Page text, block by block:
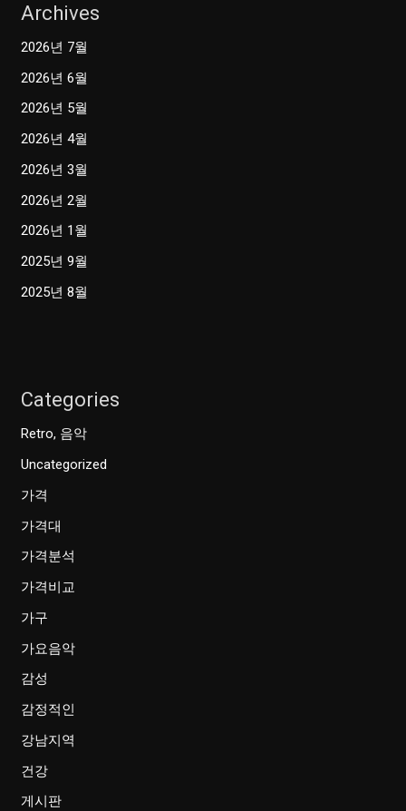
Archives
2026년 7월
2026년 6월
2026년 5월
2026년 4월
2026년 3월
2026년 2월
2026년 1월
2025년 9월
2025년 8월
Categories
Retro, 음악
Uncategorized
가격
가격대
가격분석
가격비교
가구
가요음악
감성
감정적인
강남지역
건강
게시판